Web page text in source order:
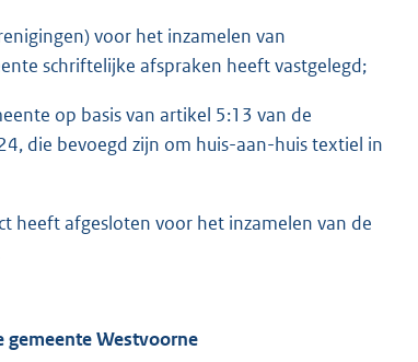
voor het inzamelen van
schriftelijke afspraken heeft vastgelegd;
op basis van artikel 5:13 van de
die bevoegd zijn om huis-aan-huis textiel in
heeft afgesloten voor het inzamelen van de
Westvoorne